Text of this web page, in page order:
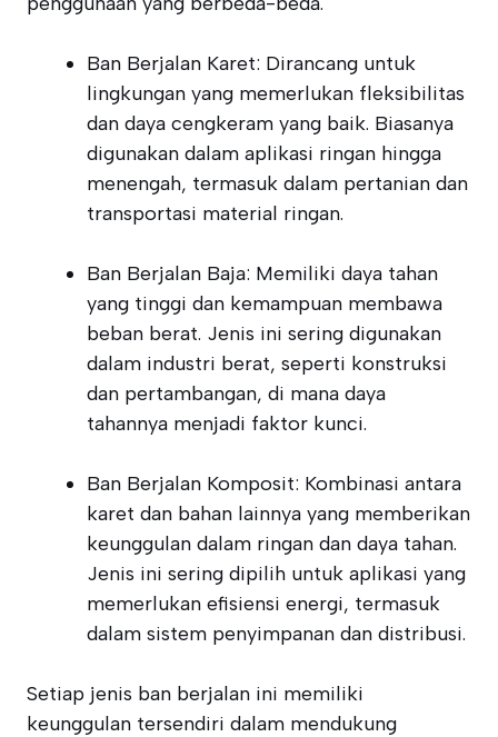
Ban Berjalan Karet: Dirancang untuk
lingkungan yang memerlukan fleksibilitas
dan daya cengkeram yang baik. Biasanya
digunakan dalam aplikasi ringan hingga
menengah, termasuk dalam pertanian dan
transportasi material ringan.
Ban Berjalan Baja: Memiliki daya tahan
yang tinggi dan kemampuan membawa
beban berat. Jenis ini sering digunakan
dalam industri berat, seperti konstruksi
dan pertambangan, di mana daya
tahannya menjadi faktor kunci.
Ban Berjalan Komposit: Kombinasi antara
karet dan bahan lainnya yang memberikan
keunggulan dalam ringan dan daya tahan.
Jenis ini sering dipilih untuk aplikasi yang
memerlukan efisiensi energi, termasuk
dalam sistem penyimpanan dan distribusi.
Setiap jenis ban berjalan ini memiliki
keunggulan tersendiri dalam mendukung